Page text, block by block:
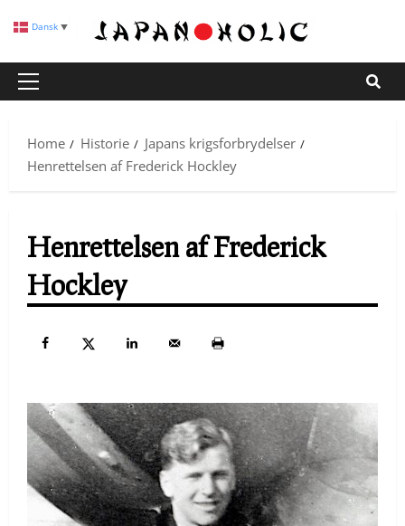
content
Primary
Home
Historie
Japans krigsforbrydelser
Henrettelsen af Frederick Hockley
Henrettelsen af Frederick
Hockley
Dansk ▼